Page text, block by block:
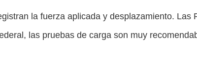
la fuerza aplicada y desplazamiento. Las
las pruebas de carga son muy